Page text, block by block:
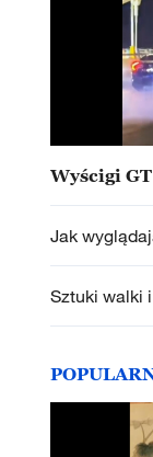
Wyścigi
Jak
Sztuki walki